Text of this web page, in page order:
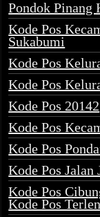
Pondok Pinang
Kode Pos
Sukabumi
Kode Pos
Kode Pos
Kode Pos 20142
Kode Pos
Kode Pos
Kode Pos
Kode Pos
Kode Pos